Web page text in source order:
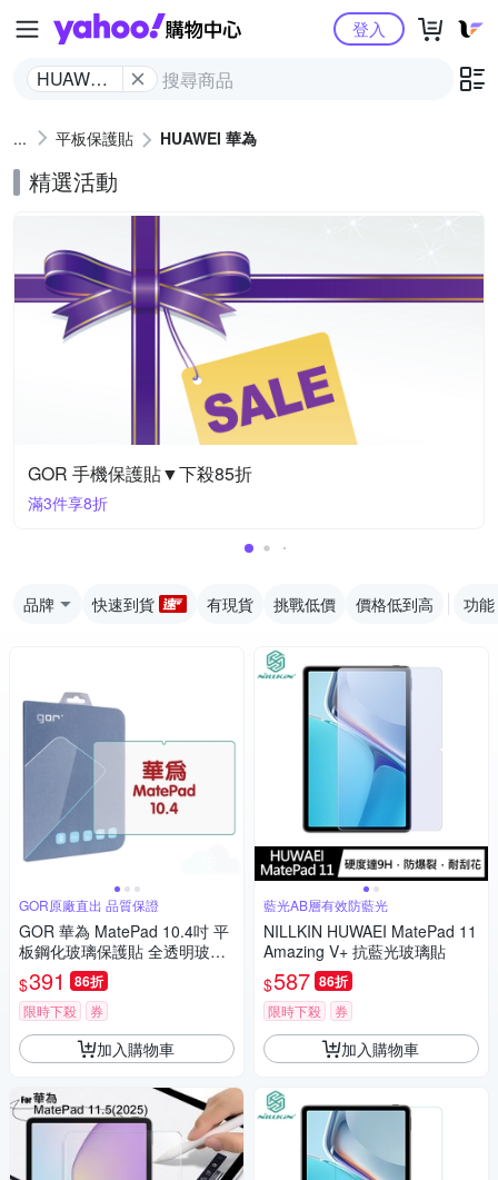
Yahoo購物中心
HUAWEI
登入
平板保護貼 HUAWEI 華為
精選活動
GOR 手機保護貼▼下殺85折
滿3件享8折
品牌 快速到貨 有現貨 挑戰低價 價格低到高 功能
GOR原廠直出 品質保證
GOR 華為 MatePad 10.4吋 平
板鋼化玻璃保護貼 全透明玻璃
保護貼
$391 86折
限時下殺 券
加入購物車
藍光AB層有效防藍光
NILLKIN HUWAEI MatePad 11
Amazing V+ 抗藍光玻璃貼
$587 86折
限時下殺 券
加入購物車